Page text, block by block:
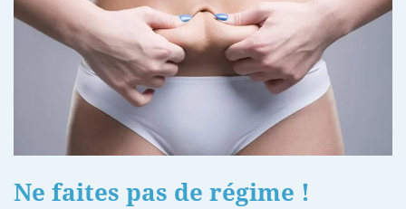
Ne faites pas de régime !